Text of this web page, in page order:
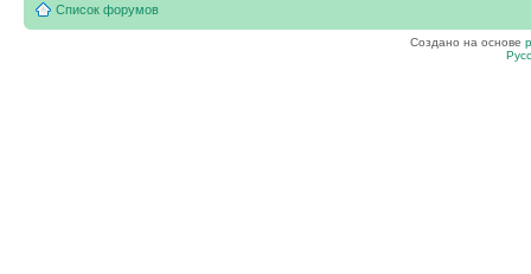
Список форумов
Создано на основе